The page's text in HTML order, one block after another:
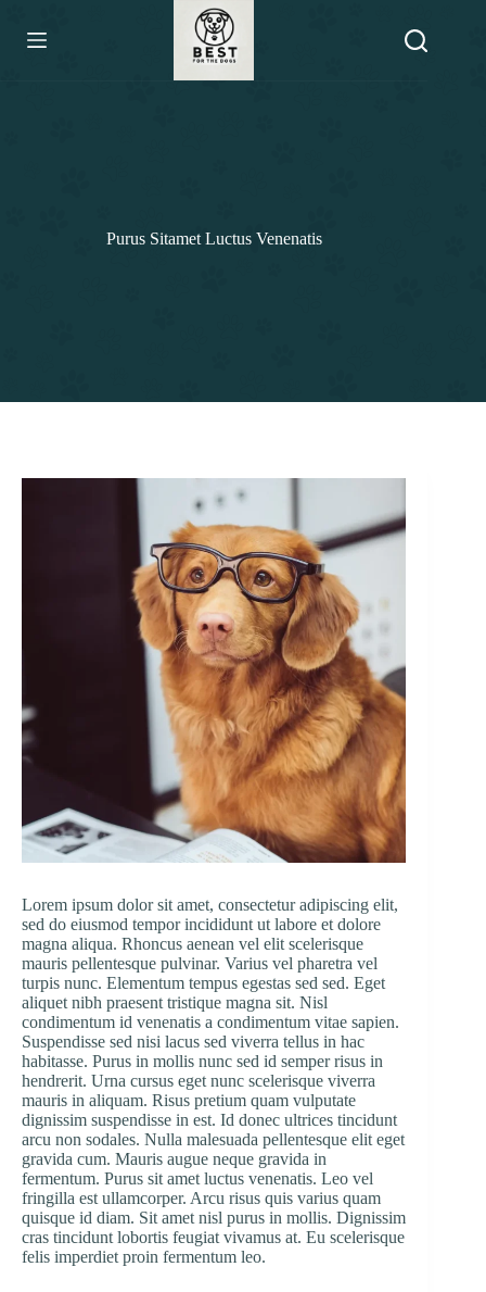
content
Purus Sitamet Luctus Venenatis
Lorem ipsum dolor sit amet, consectetur adipiscing elit,
sed do eiusmod tempor incididunt ut labore et dolore
magna aliqua. Rhoncus aenean vel elit scelerisque
mauris pellentesque pulvinar. Varius vel pharetra vel
turpis nunc. Elementum tempus egestas sed sed. Eget
aliquet nibh praesent tristique magna sit. Nisl
condimentum id venenatis a condimentum vitae sapien.
Suspendisse sed nisi lacus sed viverra tellus in hac
habitasse. Purus in mollis nunc sed id semper risus in
hendrerit. Urna cursus eget nunc scelerisque viverra
mauris in aliquam. Risus pretium quam vulputate
dignissim suspendisse in est. Id donec ultrices tincidunt
arcu non sodales. Nulla malesuada pellentesque elit eget
gravida cum. Mauris augue neque gravida in
fermentum. Purus sit amet luctus venenatis. Leo vel
fringilla est ullamcorper. Arcu risus quis varius quam
quisque id diam. Sit amet nisl purus in mollis. Dignissim
cras tincidunt lobortis feugiat vivamus at. Eu scelerisque
felis imperdiet proin fermentum leo.